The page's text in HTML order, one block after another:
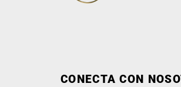
CONECTA CON